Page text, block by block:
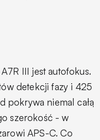
III jest autofokus.
detekcji fazy i 425
pokrywa niemal całą
szerokość - w
APS-C. Co